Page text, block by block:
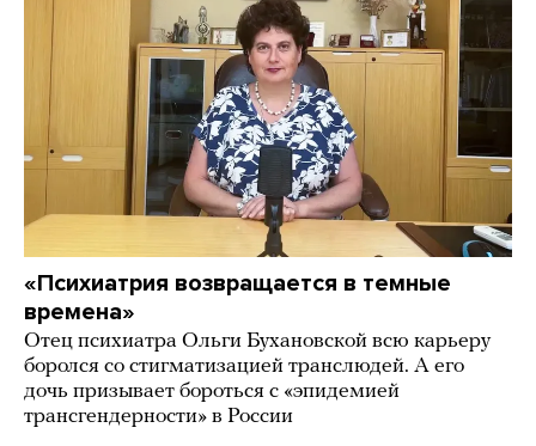
«Психиатрия возвращается в темные
времена»
Отец психиатра Ольги Бухановской всю карьеру
боролся со стигматизацией транслюдей. А его
дочь призывает бороться с «эпидемией
трансгендерности» в России